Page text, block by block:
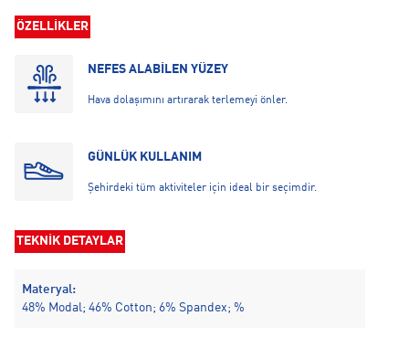
ÖZELLİKLER
NEFES ALABİLEN YÜZEY
Hava dolaşımını artırarak terlemeyi önler.
GÜNLÜK KULLANIM
Şehirdeki tüm aktiviteler için ideal bir seçimdir.
TEKNİK DETAYLAR
Materyal:
48% Modal; 46% Cotton; 6% Spandex; %